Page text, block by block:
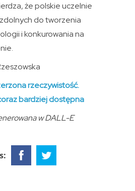
że polskie uczelnie
do tworzenia
i konkurowania na
rzeczywistość.
bardziej dostępna
w DALL-E